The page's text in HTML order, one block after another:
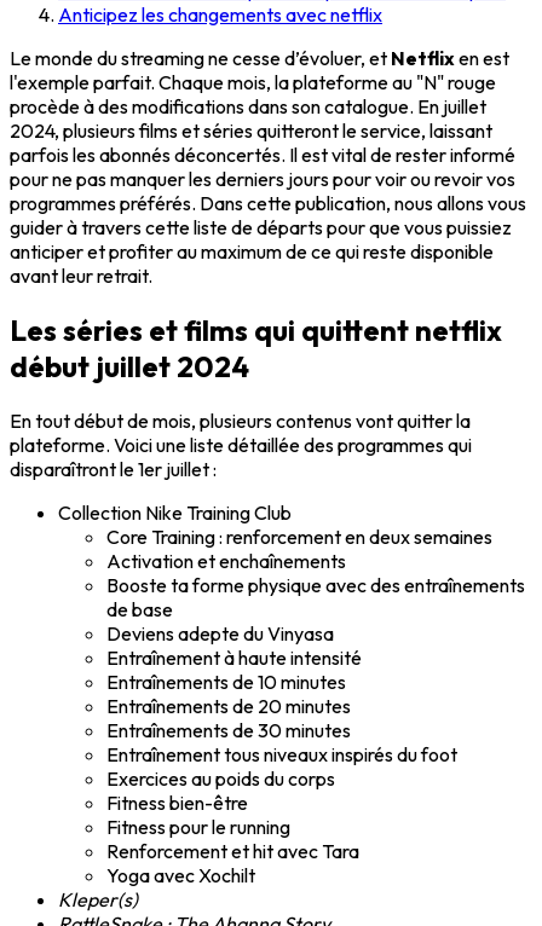
Anticipez les changements avec netflix
Le monde du streaming ne cesse d’évoluer, et Netflixen est
l'exemple parfait. Chaque mois, la plateforme au "N" rouge
procède à des modifications dans son catalogue. En juillet
2024, plusieurs films et séries quitteront le service, laissant
parfois les abonnés déconcertés. Il est vital de rester informé
pour ne pas manquer les derniers jours pour voir ou revoir vos
programmes préférés. Dans cette publication, nous allons vous
guider à travers cette liste de départs pour que vous puissiez
anticiper et profiter au maximum de ce qui reste disponible
avant leur retrait.
Les séries et films qui quittent netflix
début juillet 2024
En tout début de mois, plusieurs contenus vont quitter la
plateforme. Voici une liste détaillée des programmes qui
disparaîtront le 1er juillet :
Collection Nike Training Club
Core Training : renforcement en deux semaines
Activation et enchaînements
Booste ta forme physique avec des entraînements
de base
Deviens adepte du Vinyasa
Entraînement à haute intensité
Entraînements de 10 minutes
Entraînements de 20 minutes
Entraînements de 30 minutes
Entraînement tous niveaux inspirés du foot
Exercices au poids du corps
Fitness bien-être
Fitness pour le running
Renforcement et hit avec Tara
Yoga avec Xochilt
Kleper(s)